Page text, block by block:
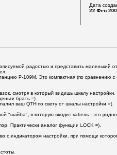
Дата
22 Фев
радостью и представить маленький
Р-109М. Это компактная (по сравнению с
смотря в который видишь шкалу
брать =)
ваш QTH по свету от шкалы настройки =).
"шайба", в которую входит кабель - это
Практически аналог функции LOCK =).
с индикатором настройки, при помощи